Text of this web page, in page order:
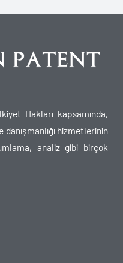
Hakları kapsamında,
hizmetlerinin
analiz gibi birçok